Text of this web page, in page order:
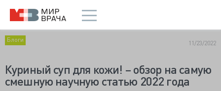
Блоги 11/23/2022
Куриный суп для кожи! – обзор на самую
смешную научную статью 2022 года